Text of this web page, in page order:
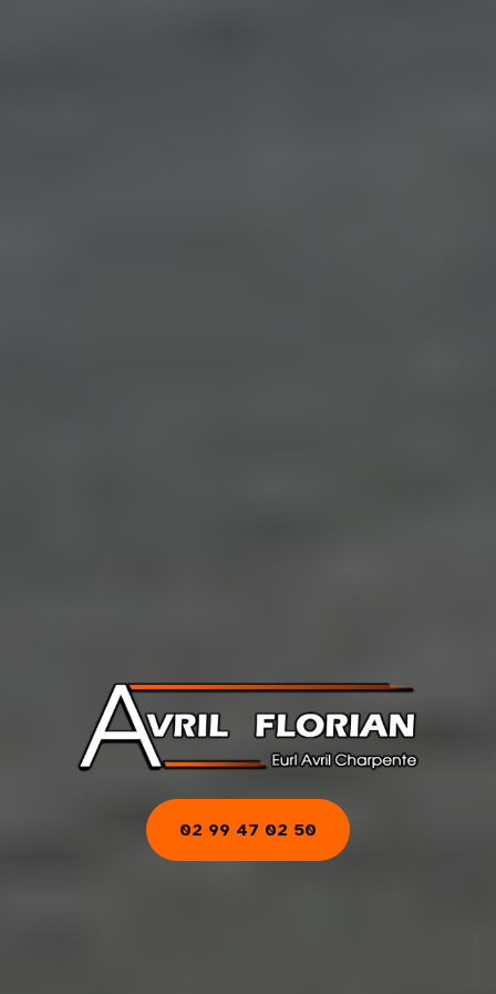
02 99 47 02 50